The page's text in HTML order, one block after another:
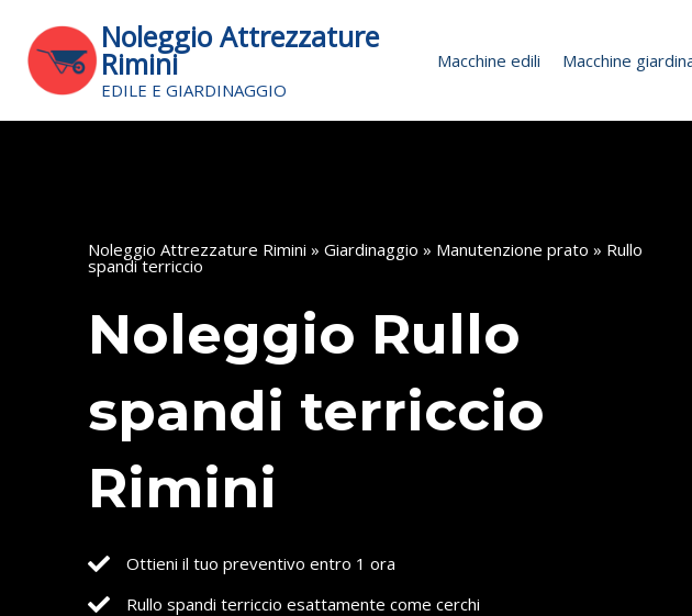
contenuto
Noleggio Attrezzature
Rimini
EDILE E GIARDINAGGIO
Macchine edili Macchine
Noleggio Attrezzature Rimini » Giardinaggio » Manutenzione prato » Rullo
spandi terriccio
Noleggio Rullo
spandi terriccio
Rimini
Ottieni il tuo preventivo entro 1 ora
Rullo spandi terriccio esattamente come cerchi